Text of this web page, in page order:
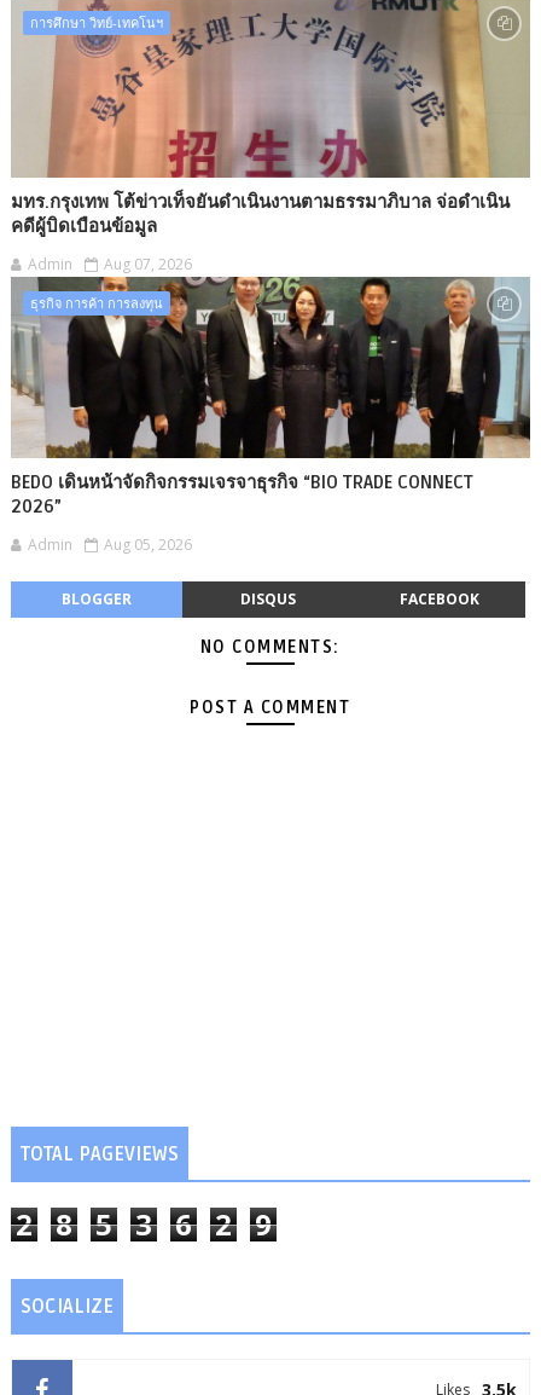
การศึกษา วิทย์-เทคโนฯ
มทร.กรุงเทพ โต้ข่าวเท็จยันดำเนินงานตามธรรมาภิบาล จ่อดำเนิน
คดีผู้บิดเบือนข้อมูล
Admin Aug 07, 2026
ธุรกิจ การค้า การลงทุน
BEDO เดินหน้าจัดกิจกรรมเจรจาธุรกิจ “BIO TRADE CONNECT
2026”
Admin Aug 05, 2026
BLOGGER DISQUS FACEBOOK
NO COMMENTS:
POST A COMMENT
TOTAL PAGEVIEWS
2 8 5 3 6 2 9
SOCIALIZE
3.5k
Likes